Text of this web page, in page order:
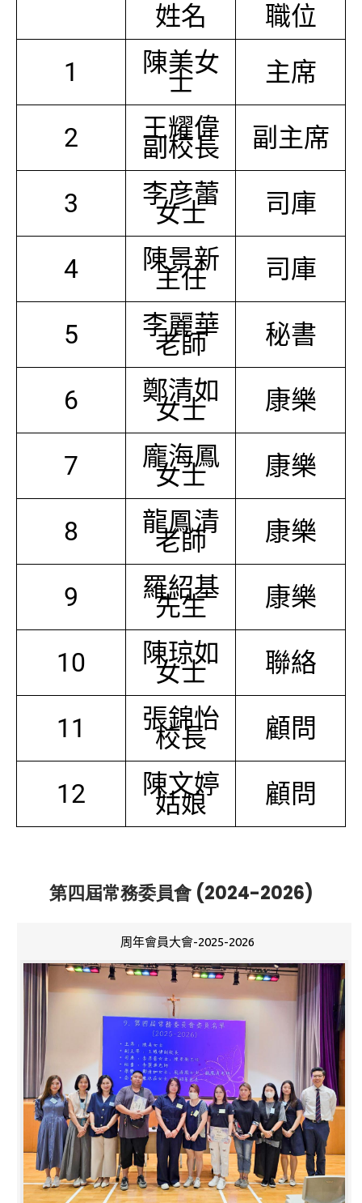
姓名
職位
1
陳美女
士 主席
2 王耀偉
副校長 副主席
3 李彦蕾
女士 司庫
4 陳景新
主任 司庫
5 李麗華
老師 秘書
6 鄭清如
女士 康樂
7 龐海鳳
女士 康樂
8 龍鳳清
老師 康樂
9 羅紹基
先生 康樂
10 陳琼如
女士 聯絡
11 張錦怡
校長 顧問
12 陳文婷
姑娘 顧問
第四屆常務委員會 (2024-2026)
周年會員大會-2025-2026